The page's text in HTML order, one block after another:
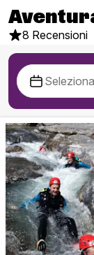
8 Recensioni